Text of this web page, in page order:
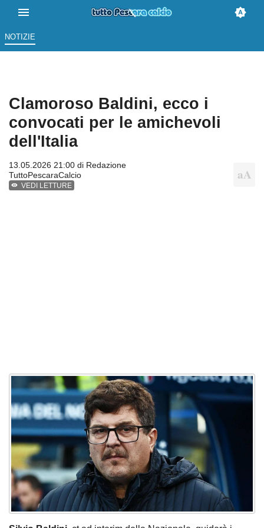
NOTIZIE
Clamoroso Baldini, ecco i
convocati per le amichevoli
dell'Italia
13.05.2026 21:00 di Redazione
TuttoPescaraCalcio
VEDI LETTURE